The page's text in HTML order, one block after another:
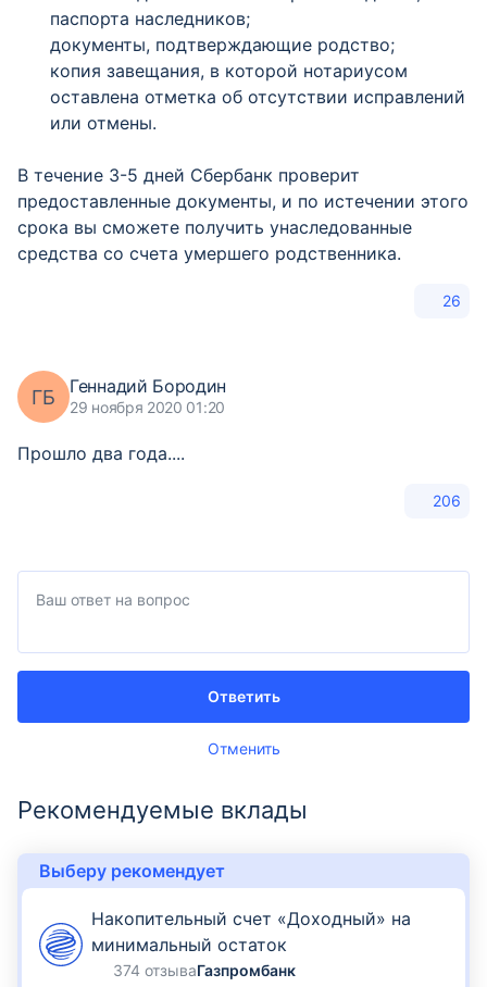
паспорта наследников;
документы, подтверждающие родство;
копия завещания, в которой нотариусом
оставлена отметка об отсутствии исправлений
или отмены.
В течение 3-5 дней Сбербанк проверит
предоставленные документы, и по истечении этого
срока вы сможете получить унаследованные
средства со счета умершего родственника.
26
ГБ Геннадий Бородин
29 ноября 2020 01:20
Прошло два года....
206
Отменить
Ответить
Рекомендуемые вклады
Выберу рекомендует
Накопительный счет «Доходный» на
минимальный остаток
374 отзываГазпромбанк